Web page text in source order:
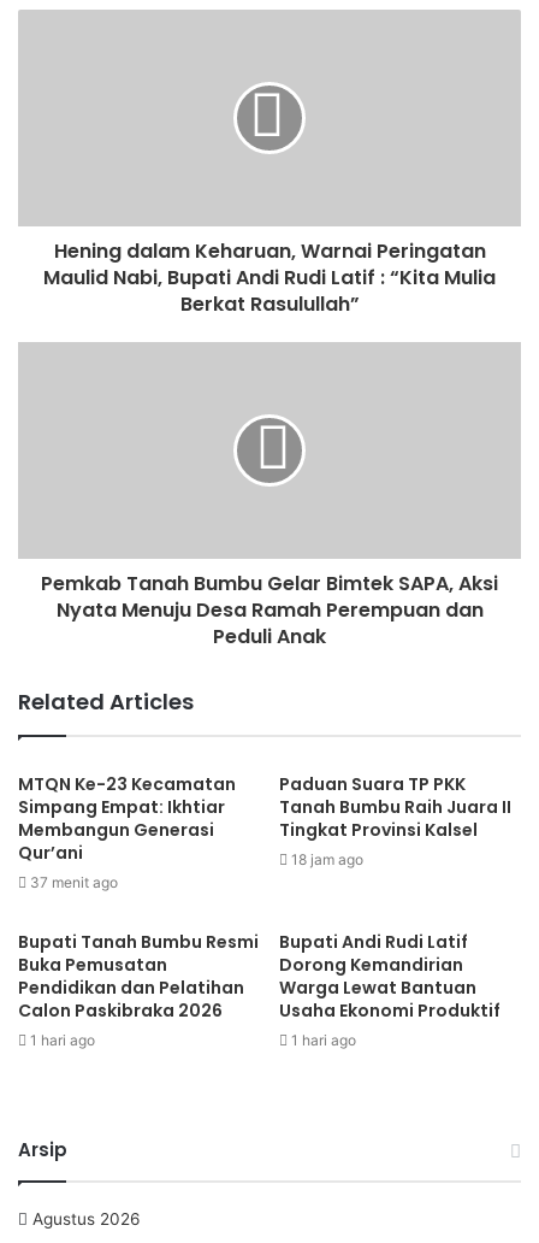
Hening dalam Keharuan, Warnai Peringatan
Maulid Nabi, Bupati Andi Rudi Latif : “Kita Mulia
Berkat Rasulullah”
Pemkab Tanah Bumbu Gelar Bimtek SAPA, Aksi
Nyata Menuju Desa Ramah Perempuan dan
Peduli Anak
Related Articles
MTQN Ke-23 Kecamatan
Simpang Empat: Ikhtiar
Membangun Generasi
Qur’ani
37 menit ago
Paduan Suara TP PKK
Tanah Bumbu Raih Juara II
Tingkat Provinsi Kalsel
18 jam ago
Bupati Tanah Bumbu Resmi
Buka Pemusatan
Pendidikan dan Pelatihan
Calon Paskibraka 2026
1 hari ago
Bupati Andi Rudi Latif
Dorong Kemandirian
Warga Lewat Bantuan
Usaha Ekonomi Produktif
1 hari ago
Arsip
Agustus 2026